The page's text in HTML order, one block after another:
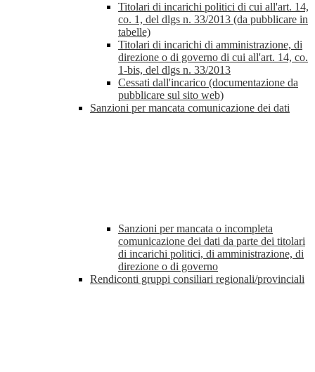
Titolari di incarichi politici di cui all'art. 14,
co. 1, del dlgs n. 33/2013 (da pubblicare in
tabelle)
Titolari di incarichi di amministrazione, di
direzione o di governo di cui all'art. 14, co.
1-bis, del dlgs n. 33/2013
Cessati dall'incarico (documentazione da
pubblicare sul sito web)
Sanzioni per mancata comunicazione dei dati
Sanzioni per mancata o incompleta
comunicazione dei dati da parte dei titolari
di incarichi politici, di amministrazione, di
direzione o di governo
Rendiconti gruppi consiliari regionali/provinciali